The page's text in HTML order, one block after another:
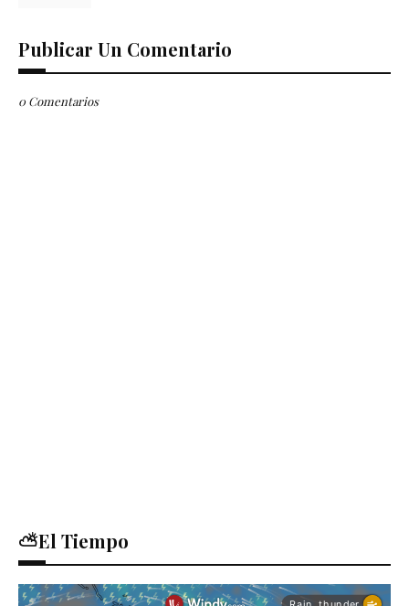
Publicar Un Comentario
0 Comentarios
⛅El Tiempo